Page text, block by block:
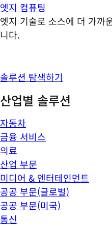
엣지 컴퓨팅
엣지 기술로 소스에 더 가까
니다.
솔루션 탐색하기
산업별 솔루션
자동차
금융 서비스
의료
산업 부문
미디어 & 엔터테인먼트
공공 부문(글로벌)
공공 부문(미국)
통신